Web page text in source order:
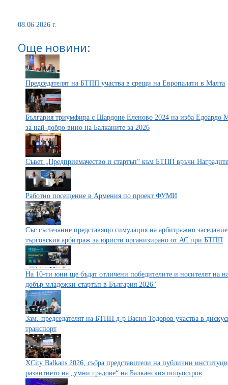
08.06.2026 г.
Още новини:
Председателят на БТПП участва в срещи на Европалати в Малта
България триумфира с Шардоне Еленово 2024 на изба Едоардо
за най-добро вино на Балканите за 2026
Съвет „Предприемачество и стартъп“ към БТПП връчи
Работно посещение в Армения по проект ФУМИ
Със състезание представящо симулация на арбитражно
търговския арбитраж за юристи организирано от АС при БТПП
На 10-ти юни ще бъдат отличени победителите и носителят на
добър младежки стартъп в България 2026"
Зам.-председателят на БТПП д-р Васил Тодоров участва в
транспорт
XCity Balkans 2026, събра представители на публични
развитието на „умни градове“ на Балканския полуостров